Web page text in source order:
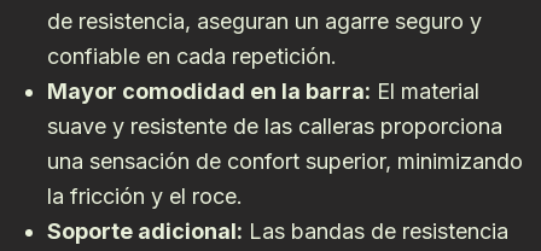
de resistencia, aseguran un agarre seguro y
confiable en cada repetición.
Mayor comodidad en la barra: El material
suave y resistente de las calleras proporciona
una sensación de confort superior, minimizando
la fricción y el roce.
Soporte adicional: Las bandas de resistencia